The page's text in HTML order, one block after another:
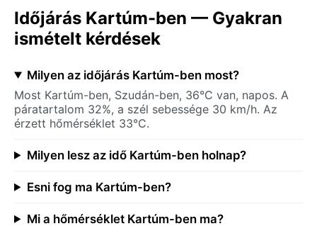
Időjárás Kartúm-ben — Gyakran
ismételt kérdések
Milyen az időjárás Kartúm-ben most?
Most Kartúm-ben, Szudán-ben, 36°C van, napos. A
páratartalom 32%, a szél sebessége 30 km/h. Az
érzett hőmérséklet 33°C.
Milyen lesz az idő Kartúm-ben holnap?
Esni fog ma Kartúm-ben?
Mi a hőmérséklet Kartúm-ben ma?